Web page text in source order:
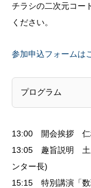
チラシの二次元コー
ください。
参加申込フォームは
プログラム
13:00 開会挨拶 仁
13:05 趣旨説明 土
ンター長)
15:15 特別講演「数